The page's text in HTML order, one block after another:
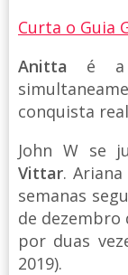
Curta o Guia
Anitta é a
conquista
John W se
Vittar.
semanas
de dezembro
por duas
2019).